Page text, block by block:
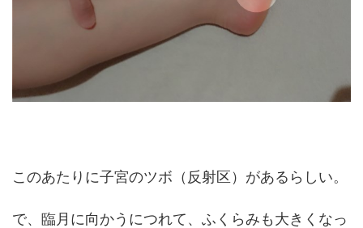
このあたりに子宮のツボ（反射区）があるらしい。
で、臨月に向かうにつれて、ふくらみも大きくなっ